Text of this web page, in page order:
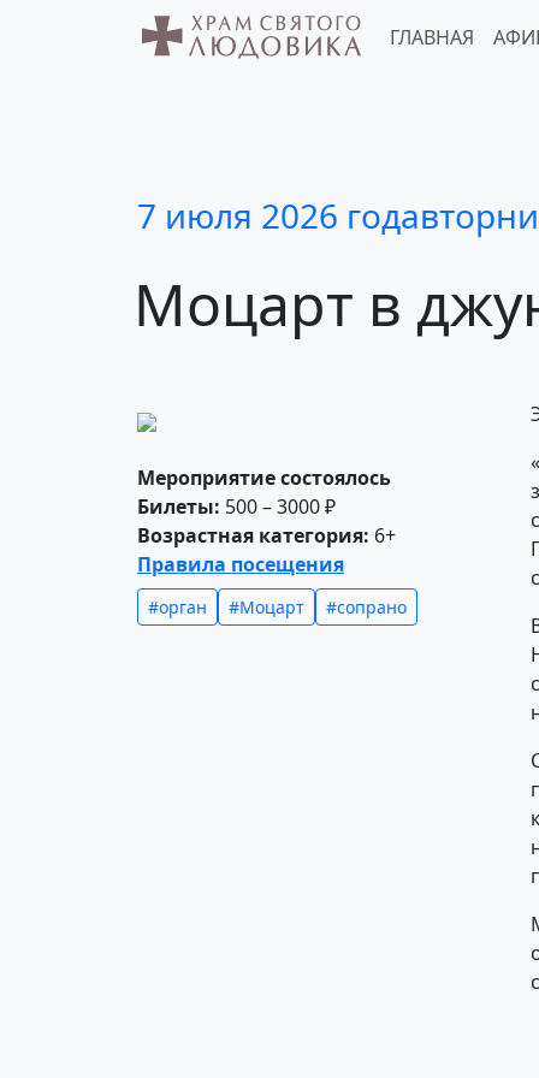
ГЛАВНАЯ
7 июля 2026 года
Моцарт в
Мероприятие состоялось
Билеты: 500 – 3000 ₽
Возрастная категория: 6+
Правила посещения
#орган #Моцарт #сопрано